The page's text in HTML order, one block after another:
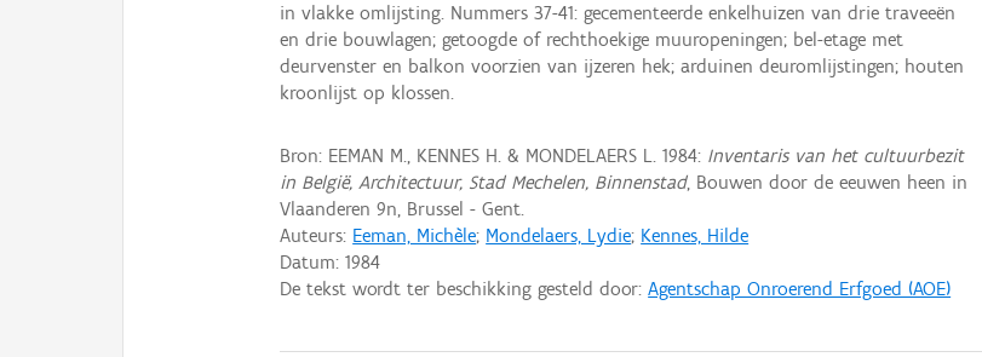
in vlakke omlijsting. Nummers 37-41: gecementeerde enkelhuizen van drie traveeën
en drie bouwlagen; getoogde of rechthoekige muuropeningen; bel-etage met
deurvenster en balkon voorzien van ijzeren hek; arduinen deuromlijstingen; houten
kroonlijst op klossen.
Bron: EEMAN M., KENNES H. & MONDELAERS L. 1984: Inventaris van het cultuurbezit
in België, Architectuur, Stad Mechelen, Binnenstad, Bouwen door de eeuwen heen in
Vlaanderen 9n, Brussel - Gent.
Auteurs: Eeman, Michèle; Mondelaers, Lydie; Kennes, Hilde
Datum:1984
De tekst wordt ter beschikking gesteld door:Agentschap Onroerend Erfgoed (AOE)